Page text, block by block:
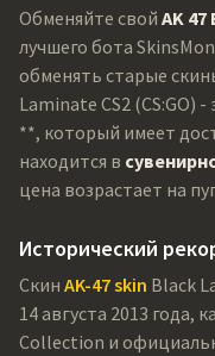
Обменяйте свой AK
лучшего бота
обменять старые
Laminate CS2 (CS:GO)
**, который имеет
находится в
цена возрастает на
Исторический
Скин AK-47 skin Black
14 августа 2013 года,
Collection и